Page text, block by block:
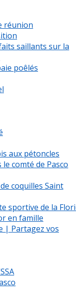
réunion
saillants sur la
poêlés
aux pétoncles
comté de Pasco
coquilles Saint
sportive de la
en famille
| Partagez vos